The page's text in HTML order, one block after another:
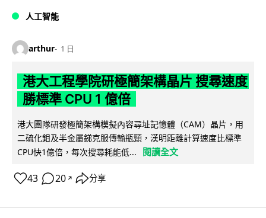
人工智能
arthur 1 日
港大工程學院研極簡架構晶片 搜尋速度
勝標準 CPU 1 億倍
港大團隊研發極簡架構模擬內容尋址記憶體（CAM）晶片，用
二硫化鉬及半金屬銻克服傳輸瓶頸，漢明距離計算速度比標準
CPU快1億倍，每次搜尋耗能低...
閱讀全文
43 20 ↗ 分享